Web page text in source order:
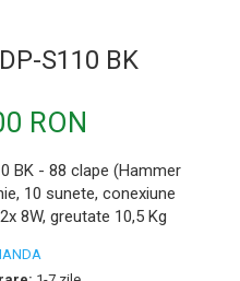
S110 BK
RON
BK - 88 clape (Hammer
10 sunete, conexiune
8W, greutate 10,5 Kg